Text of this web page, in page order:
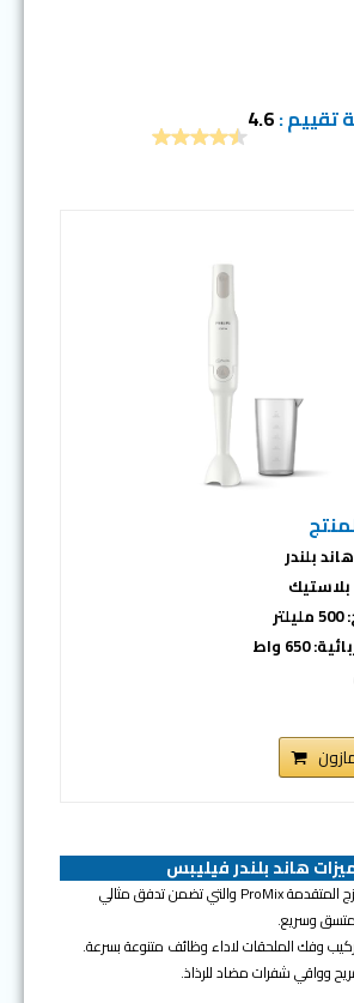
تقييم :4.6
بلندر
650 واط
هاند بلندر فيليبس
ياتي بتقنية المزج المتقدمة ProMix والتي تضمن تدفق مثالي
وسريع.
وفك الملحقات لاداء وظائف متنوعة بسرعة.
وواقي شفرات مضاد للرذاذ.